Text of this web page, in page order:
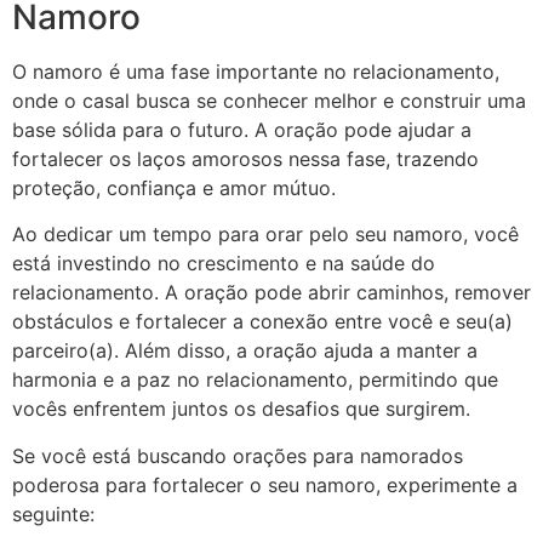
Namoro
O namoro é uma fase importante no relacionamento,
onde o casal busca se conhecer melhor e construir uma
base sólida para o futuro. A oração pode ajudar a
fortalecer os laços amorosos nessa fase, trazendo
proteção, confiança e amor mútuo.
Ao dedicar um tempo para orar pelo seu namoro, você
está investindo no crescimento e na saúde do
relacionamento. A oração pode abrir caminhos, remover
obstáculos e fortalecer a conexão entre você e seu(a)
parceiro(a). Além disso, a oração ajuda a manter a
harmonia e a paz no relacionamento, permitindo que
vocês enfrentem juntos os desafios que surgirem.
Se você está buscando orações para namorados
poderosa para fortalecer o seu namoro, experimente a
seguinte: